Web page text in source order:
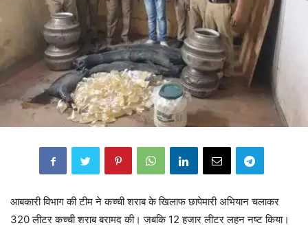
आबकारी विभाग की टीम ने कच्ची शराब के खिलाफ छापेमारी अभियान चलाकर
320 लीटर कच्ची शराब बरामद की। जबकि 12 हजार लीटर लहन नष्ट किया।